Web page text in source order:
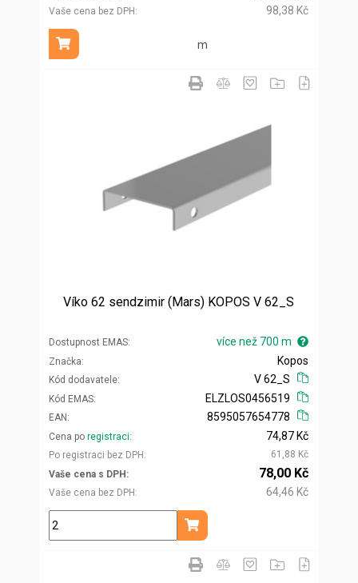
Vaše cena bez DPH
98,38 Kč
m
Přidat do košíku
Víko 62 sendzimir (Mars) KOPOS V 62_S
Dostupnost EMAS více než 700 m
Značka
Kód dodavatele
Kopos
V 62_S
Kód EMAS
EAN
ELZLOS0456519
8595057654778
Cena po registraci
Po registraci bez DPH
74,87 Kč
61,88 Kč
Vaše cena s DPH
Vaše cena bez DPH
78,00 Kč
64,46 Kč
m
Přidat do košíku